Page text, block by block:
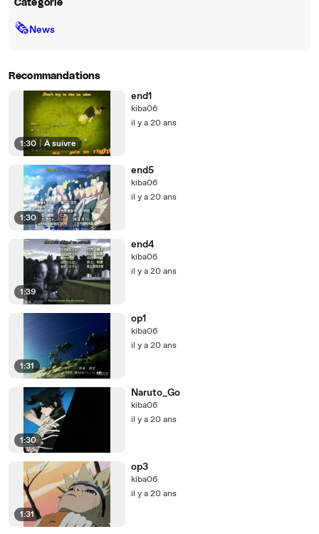
Catégorie
🗞News
Recommandations
1:30 | À suivre
end1
kiba06
il y a 20 ans
1:30
end5
kiba06
il y a 20 ans
1:39
end4
kiba06
il y a 20 ans
1:31
op1
kiba06
il y a 20 ans
1:30
Naruto_Go
kiba06
il y a 20 ans
1:31
op3
kiba06
il y a 20 ans